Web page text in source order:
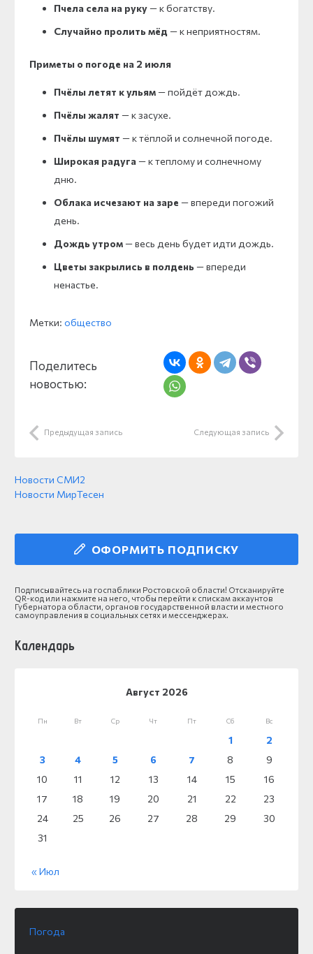
Пчела села на руку— к богатству.
Случайно пролить мёд — к неприятностям.
Приметы о погоде на 2 июля
Пчёлы летят к ульям— пойдёт дождь.
Пчёлы жалят — к засухе.
Пчёлы шумят — к тёплой и солнечной погоде.
Широкая радуга— к теплому и солнечному
дню.
Облака исчезают на заре — впереди погожий
день.
Дождь утром— весь день будет идти дождь.
Цветы закрылись в полдень — впереди
ненастье.
Метки: общество
Поделитесь
новостью:
Предыдущая запись Следующая запись
Новости СМИ2
Новости МирТесен
ОФОРМИТЬ ПОДПИСКУ
Подписывайтесь на госпаблики Ростовской области! Отсканируйте
QR-код или нажмите на него, чтобы перейти к спискам аккаунтов
Губернатора области, органов государственной власти и местного
самоуправления в социальных сетях и мессенджерах.
Календарь
Август 2026
Пн Вт Ср Чт Пт Сб Вс
1
2
3
4 5 6 7 8
9
10
11 12 13 14 15
16
17
18 19 20 21 22
23
24
25 26 27 28 29
30
31
« Июл
Погода